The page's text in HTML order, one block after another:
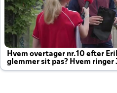
Hvem overtager nr.10 efter
glemmer sit pas? Hvem ringer
altid til efter kampe?